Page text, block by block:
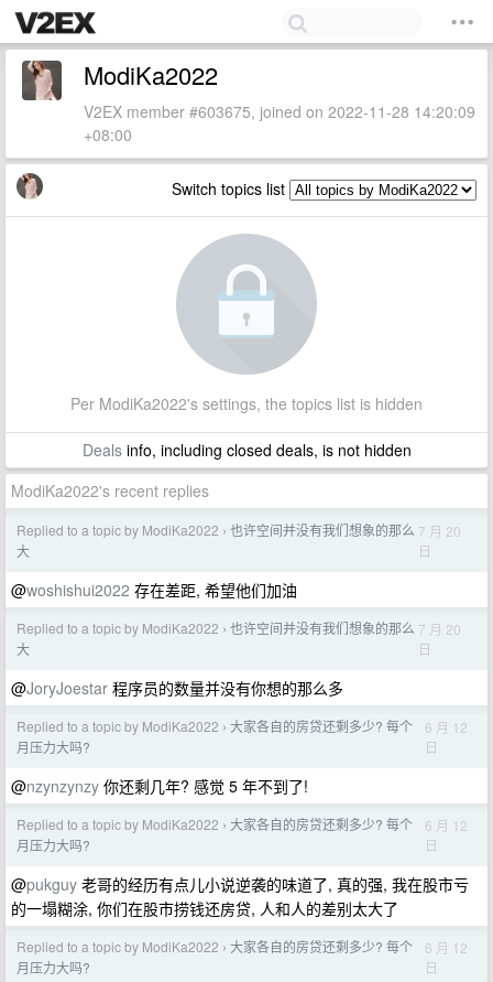
ModiKa2022
V2EX member #603675, joined on 2022-11-28 14:20:09
+08:00
Switch topics list
Per ModiKa2022's settings, the topics list is hidden
Dealsinfo, including closed deals, is not hidden
ModiKa2022's recent replies
Replied to a topic by ModiKa2022 › 也许空间并没有我们想象的那么
大
7 月 20
日
@woshishui2022 存在差距, 希望他们加油
Replied to a topic by ModiKa2022 › 也许空间并没有我们想象的那么
大
7 月 20
日
@JoryJoestar 程序员的数量并没有你想的那么多
Replied to a topic by ModiKa2022 › 大家各自的房贷还剩多少? 每个
月压力大吗?
6 月 12
日
@nzynzynzy 你还剩几年? 感觉 5 年不到了!
Replied to a topic by ModiKa2022 › 大家各自的房贷还剩多少? 每个
月压力大吗?
6 月 12
日
@pukguy 老哥的经历有点儿小说逆袭的味道了, 真的强, 我在股市亏
的一塌糊涂, 你们在股市捞钱还房贷, 人和人的差别太大了
Replied to a topic by ModiKa2022 › 大家各自的房贷还剩多少? 每个
月压力大吗?
6 月 12
日